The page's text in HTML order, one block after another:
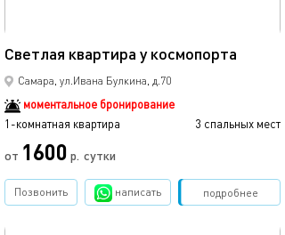
Светлая квартира у космопорта
Самара, ул.Ивана Булкина, д.70
моментальное бронирование
1-комнатная квартира
3 спальных мест
от 1600 р. сутки
подробнее
Позвонить написать Забронировать